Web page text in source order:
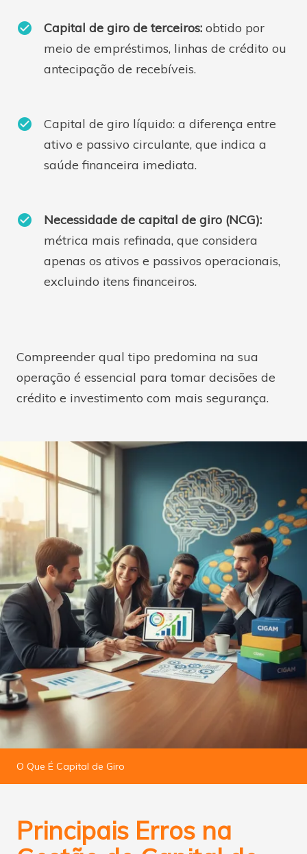
Capital de giro de terceiros: obtido por
meio de empréstimos, linhas de crédito ou
antecipação de recebíveis.
Capital de giro líquido: a diferença entre
ativo e passivo circulante, que indica a
saúde financeira imediata.
Necessidade de capital de giro (NCG):
métrica mais refinada, que considera
apenas os ativos e passivos operacionais,
excluindo itens financeiros.
Compreender qual tipo predomina na sua
operação é essencial para tomar decisões de
crédito e investimento com mais segurança.
O Que É Capital de Giro
Principais Erros na